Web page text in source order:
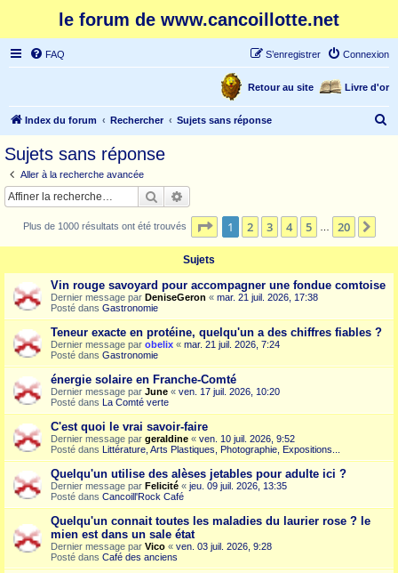
le forum de www.cancoillotte.net
FAQ Connexion
S’enregistrer
Livre d'or
Retour au site
Index du forum Rechercher Sujets sans réponse
c
Sujets sans réponse
Aller à la recherche avancée
Rechercher
Plus de 1000 résultats ont été trouvés Page 1sur20
1 2 3 4 5 20
Sujets
Vin rouge savoyard pour accompagner une fondue comtoise
Dernier message par DeniseGeron « mar. 21 juil. 2026, 17:38
Posté dans Gastronomie
Teneur exacte en protéine, quelqu'un a des chiffres fiables ?
Dernier message par obelix « mar. 21 juil. 2026, 7:24
Posté dans Gastronomie
énergie solaire en Franche-Comté
Dernier message par June « ven. 17 juil. 2026, 10:20
Posté dans La Comté verte
C'est quoi le vrai savoir-faire
Dernier message par geraldine « ven. 10 juil. 2026, 9:52
Posté dans Littérature, Arts Plastiques, Photographie, Expositions...
Quelqu'un utilise des alèses jetables pour adulte ici ?
Dernier message par Felicité « jeu. 09 juil. 2026, 13:35
Posté dans Cancoill'Rock Café
Quelqu'un connait toutes les maladies du laurier rose ? le
mien est dans un sale état
Dernier message par Vico « ven. 03 juil. 2026, 9:28
Posté dans Café des anciens